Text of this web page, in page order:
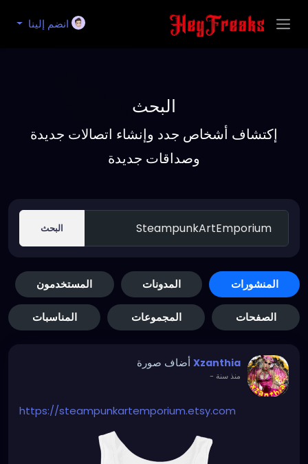
انضم إلينا
البحث
إكتشاف أشخاص جدد وإنشاء اتصالات جديدة
وصداقات جديدة
البحث
المنشورات المدونات المستخدمون
الصفحات المجموعات المناسبات
Xzanthia أضاف صورة
منذ سنة -
https://steampunkartemporium.etsy.com